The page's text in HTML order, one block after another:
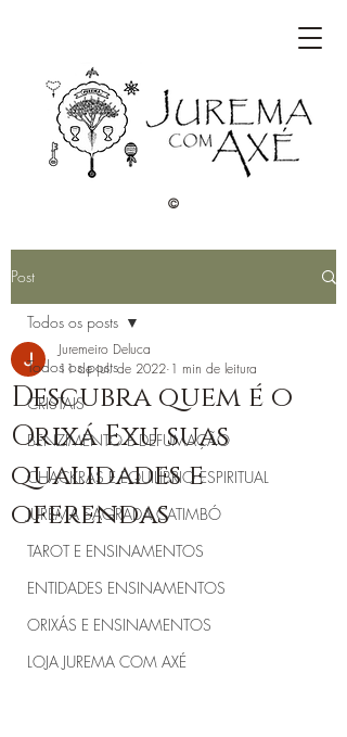
©
Post
Todos os posts
CRISTAIS
BENZIMENTO E DEFUMAÇÃO
CHACKRAS E EQUILÍBRIO ESPIRITUAL
JUREMA SAGRADA CATIMBÓ
TAROT E ENSINAMENTOS
ENTIDADES ENSINAMENTOS
ORIXÁS E ENSINAMENTOS
LOJA JUREMA COM AXÉ
Todos os posts
Descubra quem é o
Orixá Exu suas
qualidades e
oferendas
Juremeiro Deluca
11 de jul. de 2022 1 min de leitura